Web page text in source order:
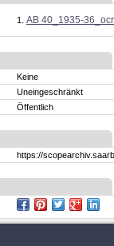
AB 40_1935-
Keine
Uneingeschränkt
Öffentlich
https://